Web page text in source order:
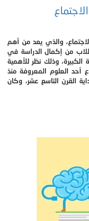
والذي يعد من أهم
من إكمال الدراسة في
الكبيرة، وذلك نظر للأهمية
أحد العلوم المعروفة منذ
القرن التاسع عشر، وكان